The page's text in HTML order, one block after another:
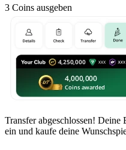
3 Coins ausgeben
Transfer abgeschlossen!
ein und kaufe deine